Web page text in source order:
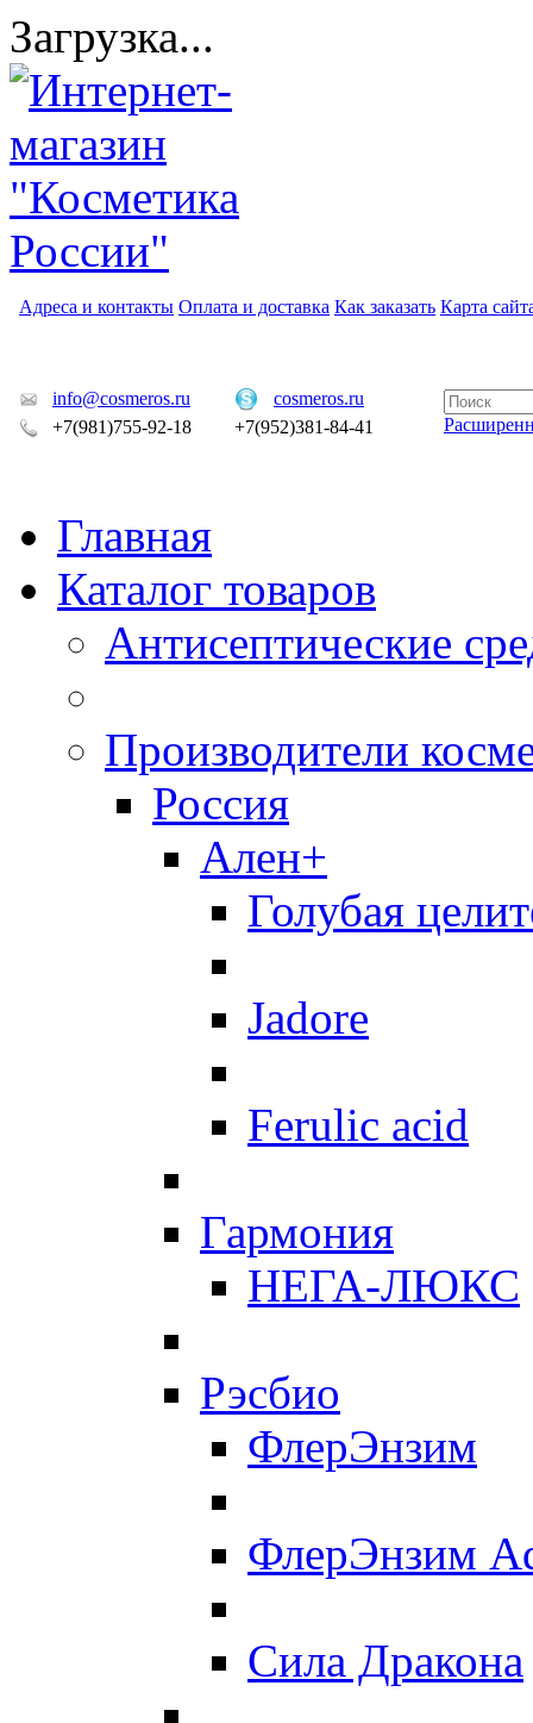
Загрузка...
Адреса и контакты Оплата и доставка Как заказать Карта
info@cosmeros.ru
cosmeros.ru
+7(981)755-92-18
+7(952)381-84-41
Главная
Каталог товаров
Антисептические
Производители
Россия
Ален+
Голубая
Jadore
Ferulic acid
Гармония
НЕГА-ЛЮКС
Рэсбио
ФлерЭнзим
ФлерЭнзим
Сила Дракона